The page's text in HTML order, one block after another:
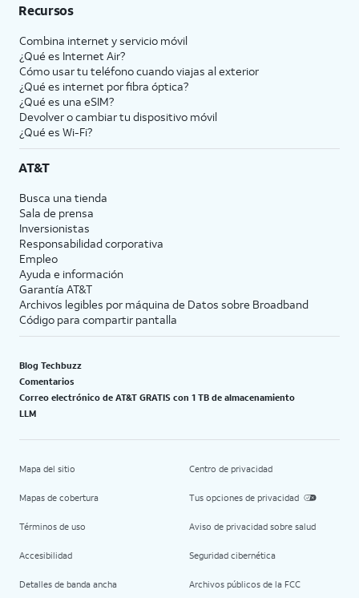
Recursos
Combina internet y servicio móvil
¿Qué es Internet Air?
Cómo usar tu teléfono cuando viajas al exterior
¿Qué es internet por fibra óptica?
¿Qué es una eSIM?
Devolver o cambiar tu dispositivo móvil
¿Qué es Wi-Fi?
AT&T
Busca una tienda
Sala de prensa
Inversionistas
Responsabilidad corporativa
Empleo
Ayuda e información
Garantía AT&T
Archivos legibles por máquina de Datos sobre Broadband
Código para compartir pantalla
Blog Techbuzz
Comentarios
Correo electrónico de AT&T GRATIS con 1 TB de almacenamiento
LLM
Mapa del sitio
Mapas de cobertura
Términos de uso
Accesibilidad
Detalles de banda ancha
Centro de privacidad
Tus opciones de privacidad
Aviso de privacidad sobre salud
Seguridad cibernética
Archivos públicos de la FCC